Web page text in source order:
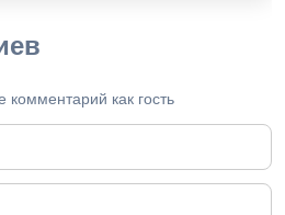
комментарий как гость